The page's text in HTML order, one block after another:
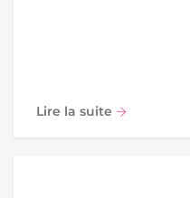
Lire la suite